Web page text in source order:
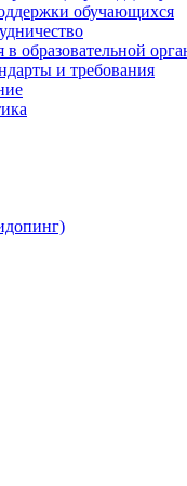
обучающихся
образовательной
и требования